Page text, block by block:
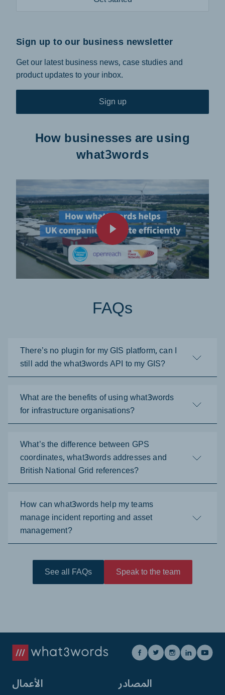
Sign up to our business newsletter
Get our latest business news, case studies and
product updates to your inbox.
Sign up
How businesses are using
what3words
FAQs
There’s no plugin for my GIS platform, can I
still add the what3words API to my GIS?
What are the benefits of using what3words
for infrastructure organisations?
What’s the difference between GPS
coordinates, what3words addresses and
British National Grid references?
How can what3words help my teams
manage incident reporting and asset
management?
See all FAQs Speak to the team
الأعمال المصادر